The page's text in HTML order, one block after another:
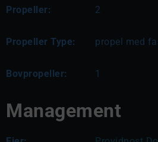
Propeller: 2
Propeller Type: propel med
Bovpropeller: 1
Management